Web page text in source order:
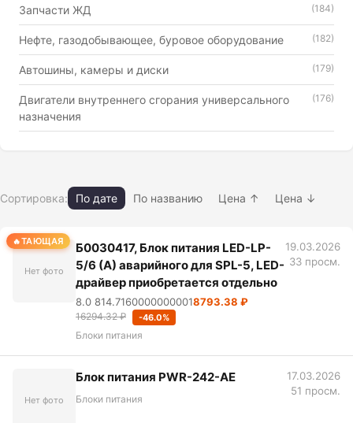
Запчасти ЖД (184)
Нефте, газодобывающее, буровое оборудование (182)
Автошины, камеры и диски (179)
Двигатели внутреннего сгорания универсального
назначения
(176)
Сортировка: По дате По названию Цена ↑ Цена ↓
ТАЮЩАЯ
Нет фото
Б0030417, Блок питания LED-LP-
5/6 (A) аварийного для SPL-5, LED-
драйвер приобретается отдельно
8.0 814.71600000000018793.38 ₽
16294.32 ₽ -46.0%
Блоки питания
19.03.2026
33 просм.
Нет фото
Блок питания PWR-242-AE
Блоки питания
17.03.2026
51 просм.